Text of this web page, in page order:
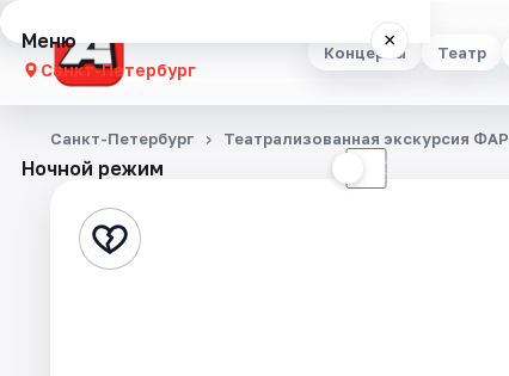
Концерты Театр
Меню ×
Санкт-Петербург
Концерты
Стендап
Ночной режим ☾
Санкт-Петербург Театрализованная экскурсия